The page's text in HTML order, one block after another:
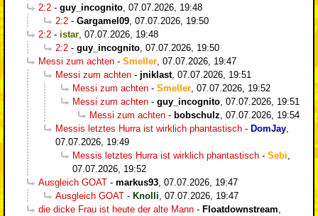
2:2 - guy_incognito 07.07.2026, 19:48
2:2 - Gargamel09 07.07.2026, 19:50
2:2 - istar 07.07.2026, 19:48
2:2 - guy_incognito 07.07.2026, 19:50
Messi zum achten - Smeller 07.07.2026, 19:47
Messi zum achten - jniklast, 07.07.2026, 19:51
Messi zum achten - Smeller 07.07.2026, 19:52
Messi zum achten - guy_incognito 07.07.2026, 19:51
Messi zum achten - bobschulz 07.07.2026, 19:54
Messis letztes Hurra ist wirklich phantastisch - DomJay
07.07.2026, 19:49
Messis letztes Hurra ist wirklich phantastisch - Sebi
07.07.2026, 19:52
Ausgleich GOAT - markus93 07.07.2026, 19:47
Ausgleich GOAT - Knolli 07.07.2026, 19:47
die dicke Frau ist heute der alte Mann - Floatdownstream